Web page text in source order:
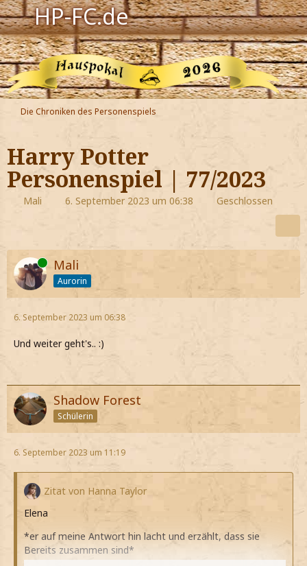
HP-FC.de
Navigation
Harry Potter
Der HP-FC
Hogwarts
Zauberwelt
Willkommen
Jetzt Fanclub-Mitglied werden!
Die Chroniken des Personenspiels
Harry Potter
Personenspiel | 77/2023
Mali 6. September 2023 um 06:38 Geschlossen
Online Mali
Aurorin
6. September 2023 um 06:38
Und weiter geht's.. :)
Shadow Forest
Schülerin
6. September 2023 um 11:19
Zitat von Hanna Taylor
Elena
*er auf meine Antwort hin lacht und erzählt, dass sie
Bereits zusammen sind*